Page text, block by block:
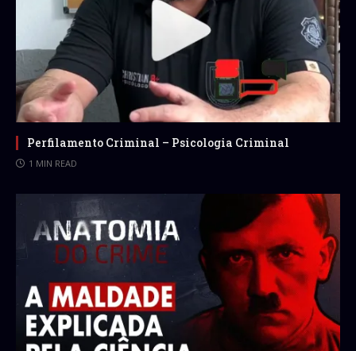
Perfilamento Criminal – Psicologia Criminal
1 MIN READ